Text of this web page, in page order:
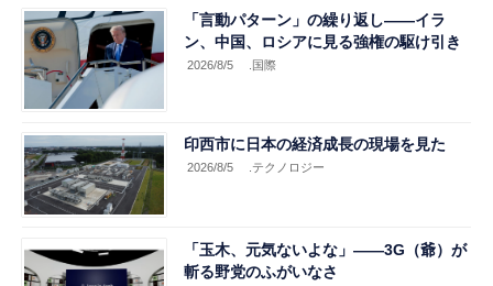
「言動パターン」の繰り返し――イラ
ン、中国、ロシアに見る強権の駆け引き
2026/8/5 .国際
印西市に日本の経済成長の現場を見た
2026/8/5 .テクノロジー
「玉木、元気ないよな」――3G（爺）が
斬る野党のふがいなさ